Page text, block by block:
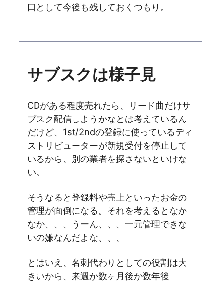
口として今後も残しておくつもり。
サブスクは様子見
CDがある程度売れたら、リード曲だけサ
ブスク配信しようかなとは考えているん
だけど、1st/2ndの登録に使っているディ
ストリビューターが新規受付を停止して
いるから、別の業者を探さないといけな
い。
そうなると登録料や売上といったお金の
管理が面倒になる。それを考えるとなか
なか、、、うーん、、、一元管理できな
いの嫌なんだよな、、、
とはいえ、名刺代わりとしての役割は大
きいから、来週か数ヶ月後か数年後